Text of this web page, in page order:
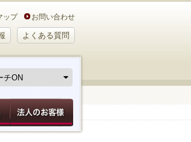
ップ お問い合わせ
よくある質問